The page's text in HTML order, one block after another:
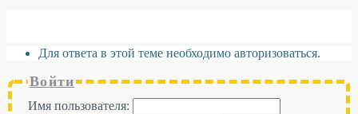
Для ответа в этой теме необходимо авторизоваться.
Войти
Имя пользователя: